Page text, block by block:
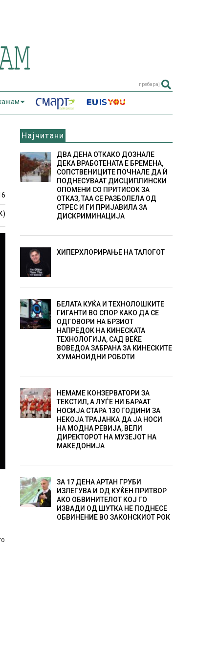
пребарај
Најчитани
ДВА ДЕНА ОТКАКО ДОЗНАЛЕ
ДЕКА ВРАБОТЕНАТА Е БРЕМЕНА,
СОПСТВЕНИЦИТЕ ПОЧНАЛЕ ДА Ѝ
ПОДНЕСУВААТ ДИСЦИПЛИНСКИ
ОПОМЕНИ СО ПРИТИСОК ЗА
ОТКАЗ, ТАА СЕ РАЗБОЛЕЛА ОД
СТРЕС И ГИ ПРИЈАВИЛА ЗА
ДИСКРИМИНАЦИЈА
ХИПЕРХЛОРИРАЊЕ НА ТАЛОГОТ
БЕЛАТА КУЌА И ТЕХНОЛОШКИТЕ
ГИГАНТИ ВО СПОР КАКО ДА СЕ
ОДГОВОРИ НА БРЗИОТ
НАПРЕДОК НА КИНЕСКАТА
ТЕХНОЛОГИЈА, САД ВЕЌЕ
ВОВЕДОА ЗАБРАНА ЗА КИНЕСКИТЕ
ХУМАНОИДНИ РОБОТИ
НЕМАМЕ КОНЗЕРВАТОРИ ЗА
ТЕКСТИЛ, А ЛУЃЕ НИ БАРААТ
НОСИЈА СТАРА 130 ГОДИНИ ЗА
НЕКОЈА ТРАЈАНКА ДА ЈА НОСИ
НА МОДНА РЕВИЈА, ВЕЛИ
ДИРЕКТОРОТ НА МУЗЕЈОТ НА
МАКЕДОНИЈА
ЗА 17 ДЕНА АРТАН ГРУБИ
ИЗЛЕГУВА И ОД КУЌЕН ПРИТВОР
АКО ОБВИНИТЕЛОТ КОЈ ГО
ИЗВАДИ ОД ШУТКА НЕ ПОДНЕСЕ
ОБВИНЕНИЕ ВО ЗАКОНСКИОТ РОК